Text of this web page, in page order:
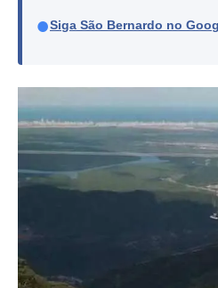
●Siga São Bernardo no